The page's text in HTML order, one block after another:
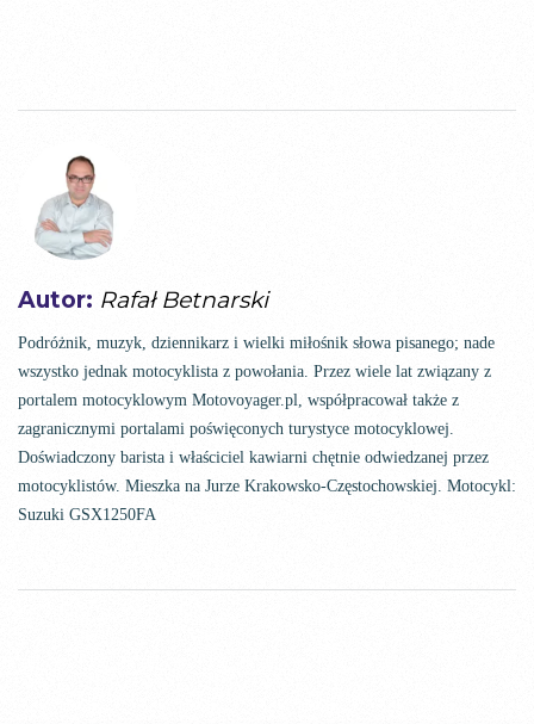
Autor: Rafał Betnarski
Podróżnik, muzyk, dziennikarz i wielki miłośnik słowa pisanego; nade
wszystko jednak motocyklista z powołania. Przez wiele lat związany z
portalem motocyklowym Motovoyager.pl, współpracował także z
zagranicznymi portalami poświęconych turystyce motocyklowej.
Doświadczony barista i właściciel kawiarni chętnie odwiedzanej przez
motocyklistów. Mieszka na Jurze Krakowsko-Częstochowskiej. Motocykl:
Suzuki GSX1250FA